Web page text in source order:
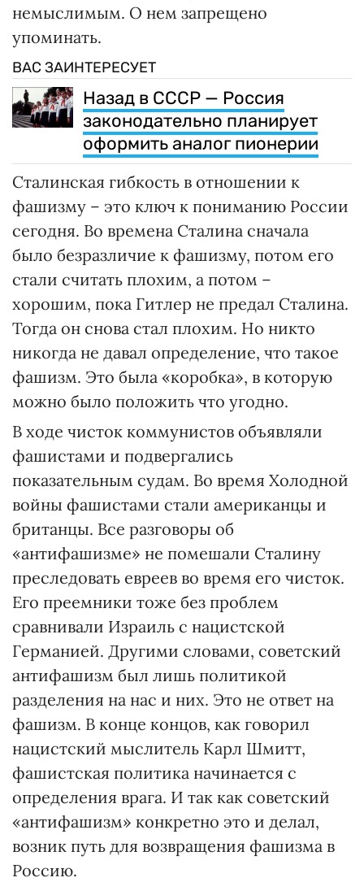
немыслимым. О нем запрещено
упоминать.
ВАС ЗАИНТЕРЕСУЕТ
Назад в СССР — Россия
законодательно планирует
оформить аналог пионерии
Сталинская гибкость в отношении к
фашизму – это ключ к пониманию России
сегодня. Во времена Сталина сначала
было безразличие к фашизму, потом его
стали считать плохим, а потом –
хорошим, пока Гитлер не предал Сталина.
Тогда он снова стал плохим. Но никто
никогда не давал определение, что такое
фашизм. Это была «коробка», в которую
можно было положить что угодно.
В ходе чисток коммунистов объявляли
фашистами и подвергались
показательным судам. Во время Холодной
войны фашистами стали американцы и
британцы. Все разговоры об
«антифашизме» не помешали Сталину
преследовать евреев во время его чисток.
Его преемники тоже без проблем
сравнивали Израиль с нацистской
Германией. Другими словами, советский
антифашизм был лишь политикой
разделения на нас и них. Это не ответ на
фашизм. В конце концов, как говорил
нацистский мыслитель Карл Шмитт,
фашистская политика начинается с
определения врага. И так как советский
«антифашизм» конкретно это и делал,
возник путь для возвращения фашизма в
Россию.